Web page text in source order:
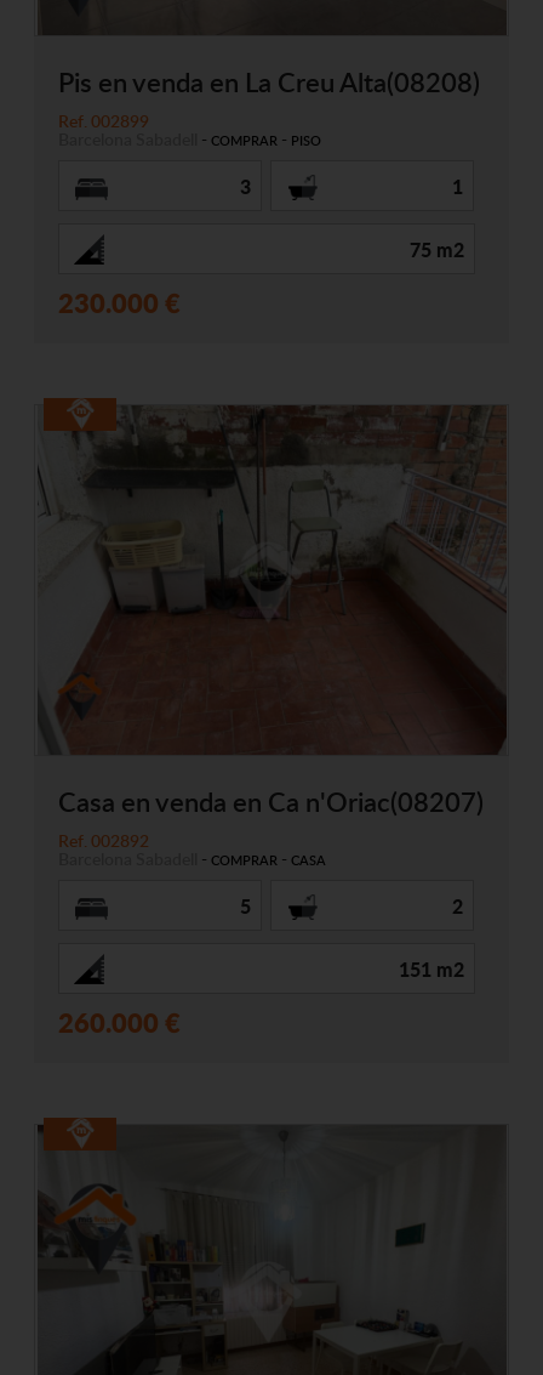
Pis en venda en La Creu Alta(08208)
Ref. 002899
- COMPRAR - PISO
3 1
75 m2
230.000 €
Casa en venda en Ca n'Oriac(08207)
Ref. 002892
- COMPRAR - CASA
5 2
151 m2
260.000 €